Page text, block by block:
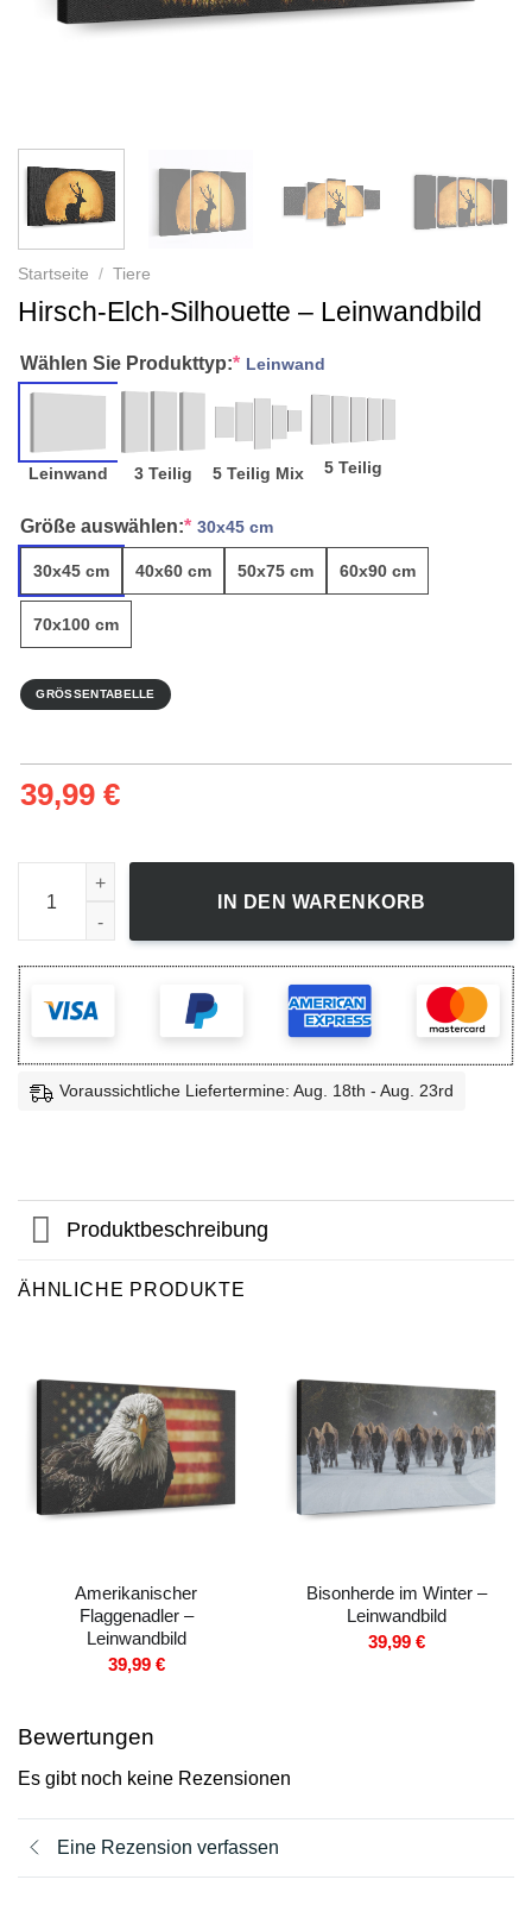
Startseite / Tiere
Hirsch-Elch-Silhouette – Leinwandbild
Wählen Sie Produkttyp:* Leinwand
Leinwand 3 Teilig 5 Teilig Mix 5 Teilig
Größe auswählen:* 30x45 cm
30x45 cm 40x60 cm 50x75 cm 60x90 cm
70x100 cm
GRÖSSENTABELLE
39,99 €
Hirsch-Elch-Silhouette - Leinwandbild Menge
IN DEN WARENKORB
Voraussichtliche Liefertermine: Aug. 18th - Aug. 23rd
Produktbeschreibung
ÄHNLICHE PRODUKTE
Amerikanischer
Flaggenadler –
Leinwandbild
39,99 €
Bisonherde im Winter –
Leinwandbild
39,99 €
Bewertungen
Es gibt noch keine Rezensionen
Eine Rezension verfassen